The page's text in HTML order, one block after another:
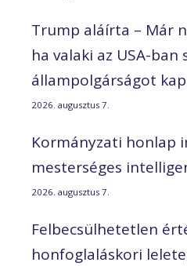
Trump aláírta – Már
ha valaki az USA-ban
állampolgárságot kap
2026. augusztus 7.
Kormányzati honlap
mesterséges
2026. augusztus 7.
Felbecsülhetetlen
honfoglaláskori